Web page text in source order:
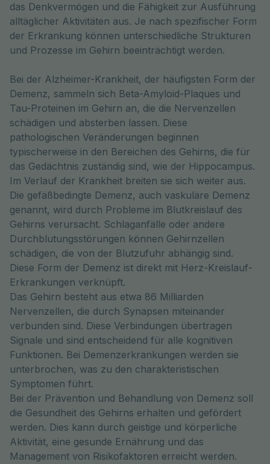
das Denkvermögen und die Fähigkeit zur Ausführung
alltäglicher Aktivitäten aus. Je nach spezifischer Form
der Erkrankung können unterschiedliche Strukturen
und Prozesse im Gehirn beeinträchtigt werden.
Bei der Alzheimer-Krankheit, der häufigsten Form der
Demenz, sammeln sich Beta-Amyloid-Plaques und
Tau-Proteinen im Gehirn an, die die Nervenzellen
schädigen und absterben lassen. Diese
pathologischen Veränderungen beginnen
typischerweise in den Bereichen des Gehirns, die für
das Gedächtnis zuständig sind, wie der Hippocampus.
Im Verlauf der Krankheit breiten sie sich weiter aus.
Die gefäßbedingte Demenz, auch vaskuläre Demenz
genannt, wird durch Probleme im Blutkreislauf des
Gehirns verursacht. Schlaganfälle oder andere
Durchblutungsstörungen können Gehirnzellen
schädigen, die von der Blutzufuhr abhängig sind.
Diese Form der Demenz ist direkt mit Herz-Kreislauf-
Erkrankungen verknüpft.
Das Gehirn besteht aus etwa 86 Milliarden
Nervenzellen, die durch Synapsen miteinander
verbunden sind. Diese Verbindungen übertragen
Signale und sind entscheidend für alle kognitiven
Funktionen. Bei Demenzerkrankungen werden sie
unterbrochen, was zu den charakteristischen
Symptomen führt.
Bei der Prävention und Behandlung von Demenz soll
die Gesundheit des Gehirns erhalten und gefördert
werden. Dies kann durch geistige und körperliche
Aktivität, eine gesunde Ernährung und das
Management von Risikofaktoren erreicht werden.